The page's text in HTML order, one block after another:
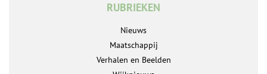
RUBRIEKEN
Nieuws
Maatschappij
Verhalen en Beelden